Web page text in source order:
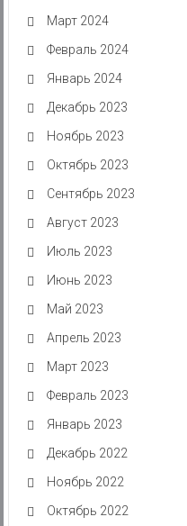
Март 2024
Февраль 2024
Январь 2024
Декабрь 2023
Ноябрь 2023
Октябрь 2023
Сентябрь 2023
Август 2023
Июль 2023
Июнь 2023
Май 2023
Апрель 2023
Март 2023
Февраль 2023
Январь 2023
Декабрь 2022
Ноябрь 2022
Октябрь 2022